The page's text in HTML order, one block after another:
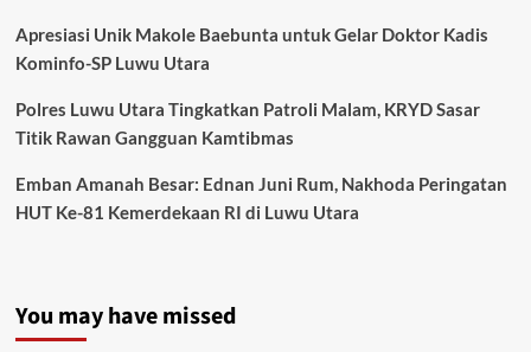
Apresiasi Unik Makole Baebunta untuk Gelar Doktor Kadis
Kominfo-SP Luwu Utara
Polres Luwu Utara Tingkatkan Patroli Malam, KRYD Sasar
Titik Rawan Gangguan Kamtibmas
Emban Amanah Besar: Ednan Juni Rum, Nakhoda Peringatan
HUT Ke-81 Kemerdekaan RI di Luwu Utara
You may have missed